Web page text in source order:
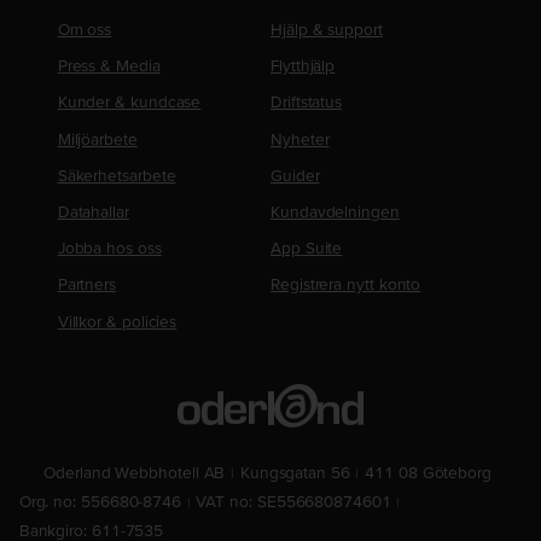
Om oss
Press & Media
Kunder & kundcase
Miljöarbete
Säkerhetsarbete
Datahallar
Jobba hos oss
Partners
Villkor & policies
Hjälp & support
Flytthjälp
Driftstatus
Nyheter
Guider
Kundavdelningen
App Suite
Registrera nytt konto
Oderland Webbhotell AB Kungsgatan 56
411 08 Göteborg
Org. no: 556680-8746
VAT no: SE556680874601
Bankgiro: 611-7535